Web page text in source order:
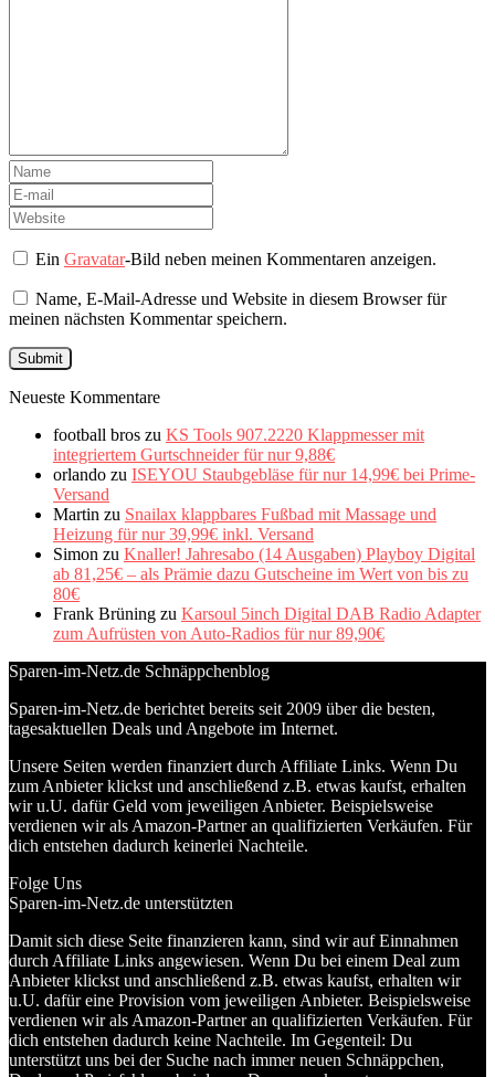
EinGravatar-Bild neben meinen Kommentaren anzeigen.
Name, E-Mail-Adresse und Website in diesem Browser für
meinen nächsten Kommentar speichern.
Neueste Kommentare
football bros zu KS Tools 907.2220 Klappmesser mit
integriertem Gurtschneider für nur 9,88€
orlando zu ISEYOU Staubgebläse für nur 14,99€ bei Prime-
Versand
Martin zu Snailax klappbares Fußbad mit Massage und
Heizung für nur 39,99€ inkl. Versand
Simon zu Knaller! Jahresabo (14 Ausgaben) Playboy Digital
ab 81,25€ – als Prämie dazu Gutscheine im Wert von bis zu
80€
Frank Brüning zu Karsoul 5inch Digital DAB Radio Adapter
zum Aufrüsten von Auto-Radios für nur 89,90€
Sparen-im-Netz.de Schnäppchenblog
Sparen-im-Netz.de berichtet bereits seit 2009 über die besten,
tagesaktuellen Deals und Angebote im Internet.
Unsere Seiten werden finanziert durch Affiliate Links. Wenn Du
zum Anbieter klickst und anschließend z.B. etwas kaufst, erhalten
wir u.U. dafür Geld vom jeweiligen Anbieter. Beispielsweise
verdienen wir als Amazon-Partner an qualifizierten Verkäufen. Für
dich entstehen dadurch keinerlei Nachteile.
Folge Uns
Sparen-im-Netz.de unterstützten
Damit sich diese Seite finanzieren kann, sind wir auf Einnahmen
durch Affiliate Links angewiesen. Wenn Du bei einem Deal zum
Anbieter klickst und anschließend z.B. etwas kaufst, erhalten wir
u.U. dafür eine Provision vom jeweiligen Anbieter. Beispielsweise
verdienen wir als Amazon-Partner an qualifizierten Verkäufen. Für
dich entstehen dadurch keine Nachteile. Im Gegenteil: Du
unterstützt uns bei der Suche nach immer neuen Schnäppchen,